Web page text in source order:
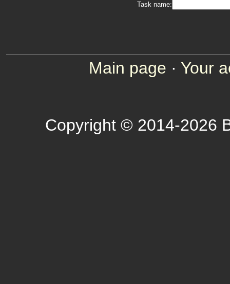
Task name:
Main page · Your
Copyright © 2014-2026